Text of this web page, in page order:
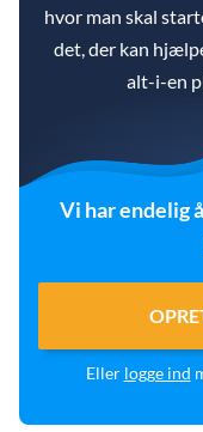
hvor man skal
det, der kan
alt-i-en
Vi har endelig
Eller logge ind